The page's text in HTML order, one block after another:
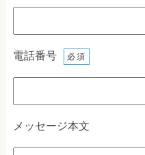
電話番号 必須
メッセージ本文